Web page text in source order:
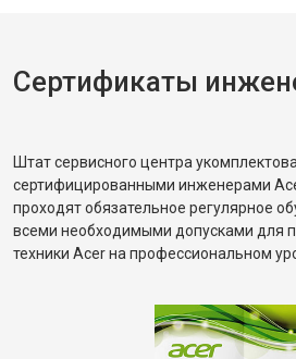
Сертификаты
Штат сервисного центра
сертифицированными инженерами
проходят обязательное регулярное
всеми необходимыми допусками для
техники Acer на профессиональном